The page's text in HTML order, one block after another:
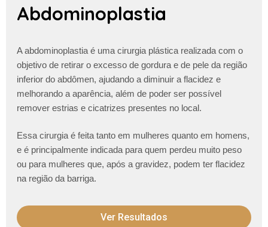
Abdominoplastia
A abdominoplastia é uma cirurgia plástica realizada com o
objetivo de retirar o excesso de gordura e de pele da região
inferior do abdômen, ajudando a diminuir a flacidez e
melhorando a aparência, além de poder ser possível
remover estrias e cicatrizes presentes no local.
Essa cirurgia é feita tanto em mulheres quanto em homens,
e é principalmente indicada para quem perdeu muito peso
ou para mulheres que, após a gravidez, podem ter flacidez
na região da barriga.
Ver Resultados